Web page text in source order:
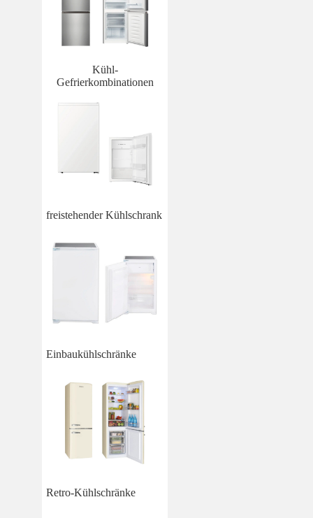
Kühl-
Gefrierkombinationen
freistehender Kühlschrank
Einbaukühlschränke
Retro-Kühlschränke